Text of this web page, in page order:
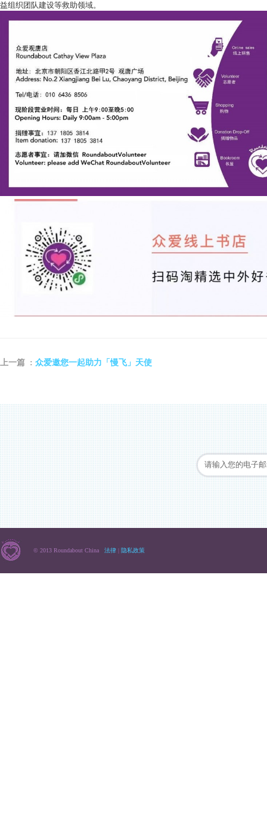
益组织团队建设等救助领域。
上一篇 : 众爱邀您一起助力「慢飞」天使
© 2013 Roundabout China 法律 | 隐私政策